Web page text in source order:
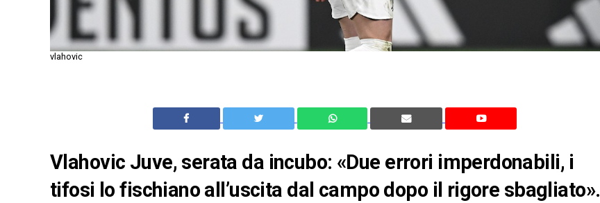
vlahovic
Vlahovic Juve, serata da incubo: «Due errori imperdonabili, i
tifosi lo fischiano all’uscita dal campo dopo il rigore sbagliato».